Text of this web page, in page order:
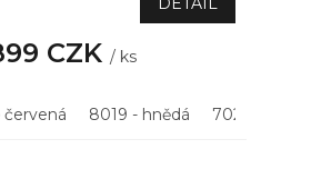
CZK / ks
8019 - hnědá 7021 -